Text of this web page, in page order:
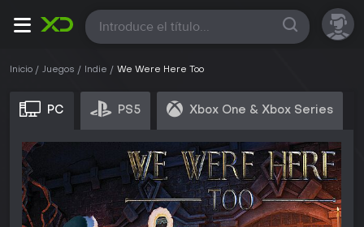
Todas
Inicio Juegos Indie We Were Here Too
PC PS5 Xbox One & Xbox Series